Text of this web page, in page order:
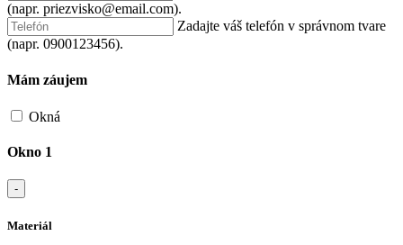
(napr. priezvisko@email.com).
Zadajte váš telefón v správnom tvare
(napr. 0900123456).
Mám záujem
Okná
Okno 1
-
Materiál